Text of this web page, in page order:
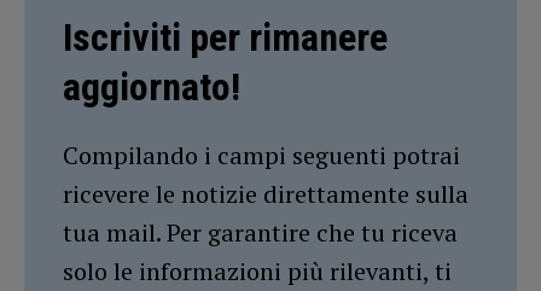
Iscriviti per rimanere
aggiornato!
Compilando i campi seguenti potrai
ricevere le notizie direttamente sulla
tua mail. Per garantire che tu riceva
solo le informazioni più rilevanti, ti